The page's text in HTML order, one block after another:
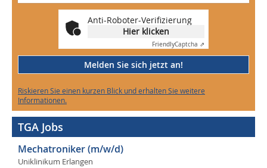
Anti-Roboter-Verifizierung
Hier klicken
FriendlyCaptcha ⇗
Melden Sie sich jetzt an!
Riskieren Sie einen kurzen Blick und erhalten Sie weitere
Informationen.
TGA Jobs
Mechatroniker (m/w/d)
Uniklinikum Erlangen